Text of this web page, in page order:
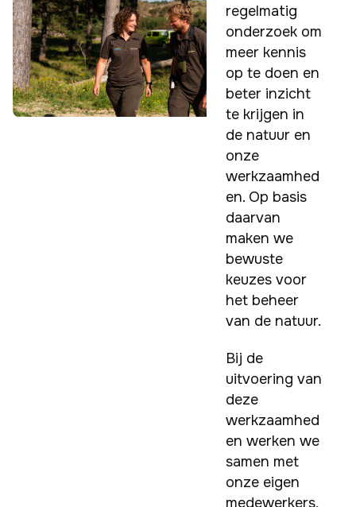
regelmatig
onderzoek om
meer kennis
op te doen en
beter inzicht
te krijgen in
de natuur en
onze
werkzaamhed
en. Op basis
daarvan
maken we
bewuste
keuzes voor
het beheer
van de natuur.
Bij de
uitvoering van
deze
werkzaamhed
en werken we
samen met
onze eigen
medewerkers,